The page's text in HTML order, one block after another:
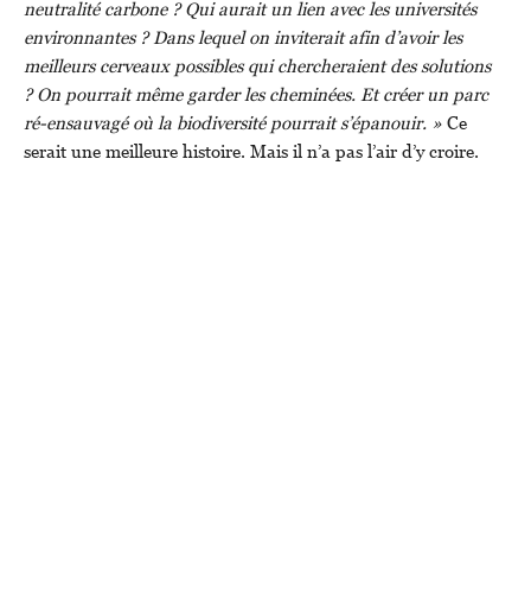
neutralité carbone ? Qui aurait un lien avec les universités
environnantes ? Dans lequel on inviterait afin d’avoir les
meilleurs cerveaux possibles qui chercheraient des solutions
? On pourrait même garder les cheminées. Et créer un parc
ré-ensauvagé où la biodiversité pourrait s’épanouir. »Ce
serait une meilleure histoire. Mais il n’a pas l’air d’y croire.